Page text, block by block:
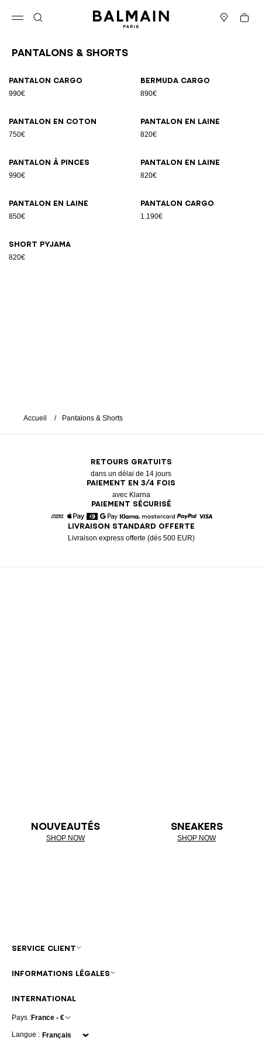
Panier
Pantalons & Shorts
Pantalon cargo
990€
Bermuda cargo
890€
Pantalon en coton
750€
Pantalon en laine
820€
Pantalon à pinces
990€
Pantalon en laine
820€
Pantalon en laine
850€
Pantalon cargo
1.190€
Short pyjama
820€
Accueil Pantalons & Shorts
RETOURS GRATUITS
dans un délai de 14 jours
PAIEMENT EN 3/4 FOIS
avec Klarna
PAIEMENT SÉCURISÉ
American Express
Apple Pay
DinersGoogle Pay
Klarna MastercardPaypal
LIVRAISON STANDARD OFFERTE
Livraison express offerte (dès 500 EUR)
NOUVEAUTÉS
SHOP NOW
SNEAKERS
SHOP NOW
INTERNATIONAL
Pays :France - €
Langue :
SERVICE CLIENT
INFORMATIONS LÉGALES